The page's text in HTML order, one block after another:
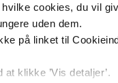
cookies, du vil
uden dem.
på linket til
klikke ’Vis detaljer’.